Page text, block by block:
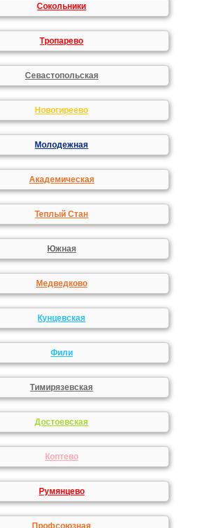
Сокольники
Тропарево
Севастопольская
Новогиреево
Молодежная
Академическая
Теплый Стан
Южная
Медведково
Кунцевская
Фили
Тимирязевская
Достоевская
Коптево
Румянцево
Профсоюзная